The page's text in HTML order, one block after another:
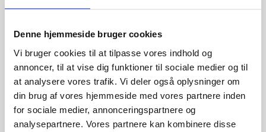
Denne hjemmeside bruger cookies
Vi bruger cookies til at tilpasse vores indhold og
annoncer, til at vise dig funktioner til sociale medier og til
at analysere vores trafik. Vi deler også oplysninger om
din brug af vores hjemmeside med vores partnere inden
for sociale medier, annonceringspartnere og
analysepartnere. Vores partnere kan kombinere disse
000581016
DN100 4" Gevindflange
EN 1092-1 T:13 B1 PN10-16 ISO7/1 Rp